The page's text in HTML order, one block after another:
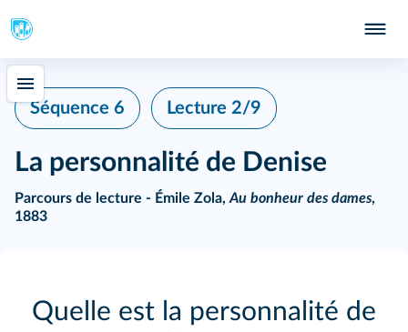
Séquence 6 Lecture 2/9
La personnalité de Denise
Parcours de lecture - Émile Zola, Au bonheur des dames,
1883
Quelle est la personnalité de